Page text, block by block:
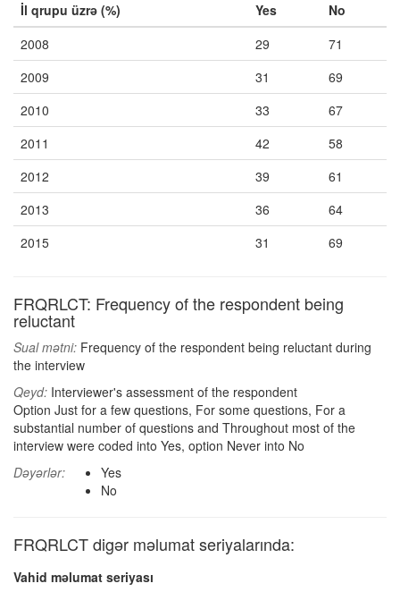
İl qrupu üzrə (%) Yes
No
2008
29
71
2009
31
69
2010
33
67
2011
42
58
2012
39
61
2013
36
64
2015
31 69
FRQRLCT: Frequency of the respondent being
reluctant
Sual mətni: Frequency of the respondent being reluctant during
the interview
Qeyd: Interviewer's assessment of the respondent
Option Just for a few questions, For some questions, For a
substantial number of questions and Throughout most of the
interview were coded into Yes, option Never into No
Dəyərlər:
Yes
No
FRQRLCT digər məlumat seriyalarında:
Vahid məlumat seriyası